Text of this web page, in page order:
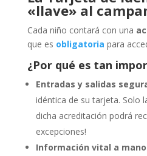
«llave» al
Cada niño contará con una
que es obligatoria para
¿Por qué es tan
Entradas y salidas
idéntica de su tarjeta. Solo
dicha acreditación podrá
excepciones!
Información vital a